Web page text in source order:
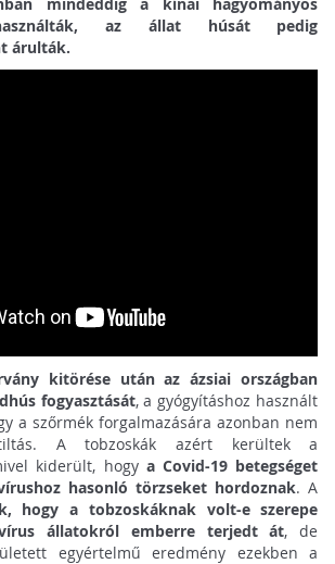
mindeddig a kínai hagyományos
az állat húsát pedig
árulták.
kitörése után az ázsiai országban
fogyasztását, a gyógyításhoz használt
a szőrmék forgalmazására azonban nem
A tobzoskák azért kerültek a
kiderült, hogy a Covid-19 betegséget
hasonló törzseket hordoznak. A
hogy a tobzoskáknak volt-e szerepe
állatokról emberre terjedt át, de
egyértelmű eredmény ezekben a